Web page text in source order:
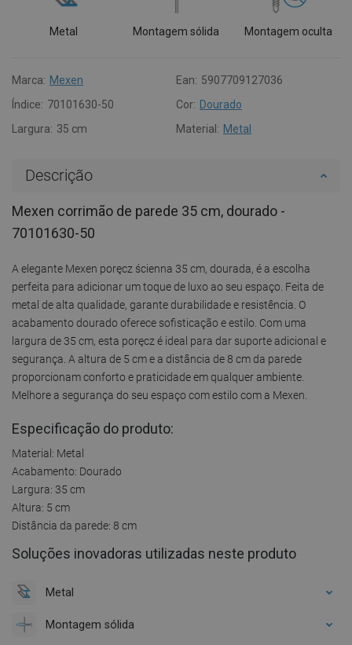
Metal Montagem sólida Montagem oculta
Marca: Mexen Ean: 5907709127036
Índice: 70101630-50 Cor: Dourado
Largura: 35 cm Material: Metal
Descrição
Mexen corrimão de parede 35 cm, dourado -
70101630-50
A elegante Mexen poręcz ścienna 35 cm, dourada, é a escolha
perfeita para adicionar um toque de luxo ao seu espaço. Feita de
metal de alta qualidade, garante durabilidade e resistência. O
acabamento dourado oferece sofisticação e estilo. Com uma
largura de 35 cm, esta poręcz é ideal para dar suporte adicional e
segurança. A altura de 5 cm e a distância de 8 cm da parede
proporcionam conforto e praticidade em qualquer ambiente.
Melhore a segurança do seu espaço com estilo com a Mexen.
Especificação do produto:
Material: Metal
Acabamento: Dourado
Largura: 35 cm
Altura: 5 cm
Distância da parede: 8 cm
Soluções inovadoras utilizadas neste produto
Metal
Montagem sólida